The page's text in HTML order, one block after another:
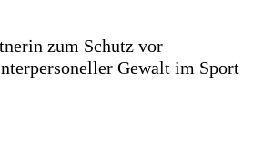
zum Schutz vor
Gewalt im Sport